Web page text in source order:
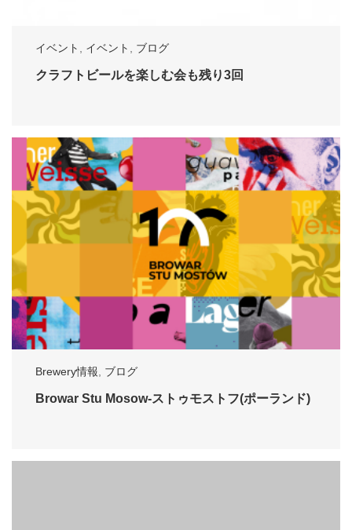
イベント イベント ブログ
クラフトビールを楽しむ会も残り3回
Brewery情報 ブログ
Browar Stu Mosow-ストゥモストフ(ポーランド)